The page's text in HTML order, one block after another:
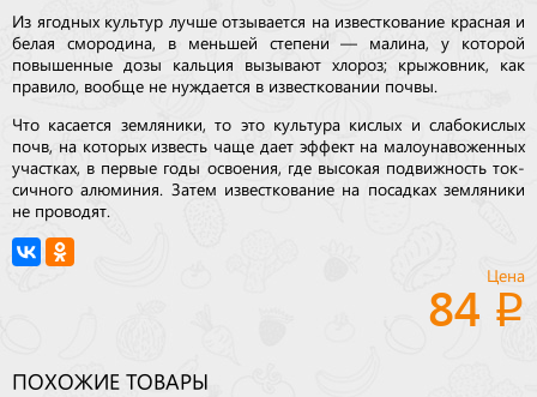
Из ягодных культур лучше отзывается на известкование красная и
белая смородина, в меньшей степени — малина, у которой
повышенные дозы кальция вызывают хлороз; крыжовник, как
правило, вообще не нуждается в известковании почвы.
Что касается земляники, то это культура кислых и слабокислых
почв, на которых известь чаще дает эффект на малоунавоженных
участках, в первые годы освоения, где высокая подвижность ток­
сичного алюминия. Затем известкование на посадках зем­ля­ни­ки
не проводят.
Цена
84
ПОХОЖИЕ ТОВАРЫ